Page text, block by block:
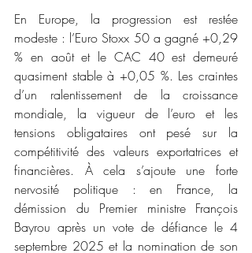
En Europe, la progression est restée
modeste : l’Euro Stoxx 50 a gagné +0,29
% en août et le CAC 40 est demeuré
quasiment stable à +0,05 %. Les craintes
d’un ralentissement de la croissance
mondiale, la vigueur de l’euro et les
tensions obligataires ont pesé sur la
compétitivité des valeurs exportatrices et
financières. À cela s’ajoute une forte
nervosité politique : en France, la
démission du Premier ministre François
Bayrou après un vote de défiance le 4
septembre 2025 et la nomination de son